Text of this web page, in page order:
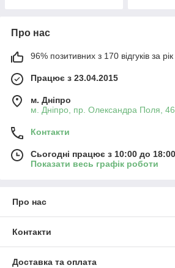
Про нас
96% позитивних з 170 відгуків за рік
Працює з 23.04.2015
м. Дніпро
м. Дніпро, пр. Олександра Поля,
Контакти
Сьогодні працює з 10:00 до 18:00
Показати весь графік роботи
Про нас
Контакти
Доставка та оплата